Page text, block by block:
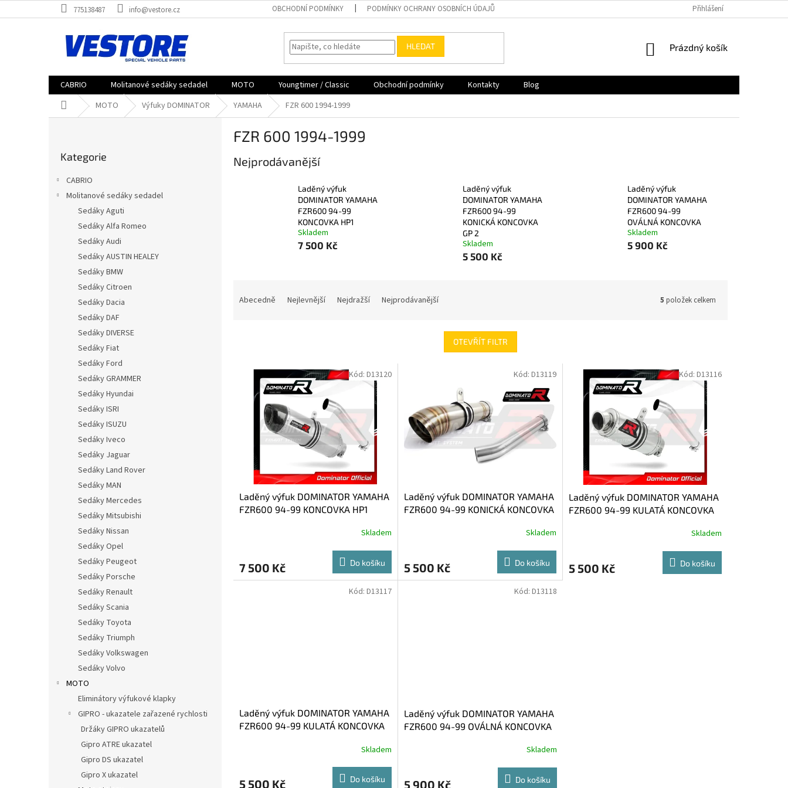
na
775138487 info@vestore.cz OBCHODNÍ PODMÍNKY PODMÍNKY OCHRANY OSOBNÍCH ÚDAJŮ Přihlášení
HLEDAT
NÁKUPNÍ
Prázdný košík
CABRIO Molitanové sedáky sedadel MOTO Youngtimer / Classic Obchodní podmínky Kontakty
Blog
Domů MOTO Výfuky DOMINATOR YAMAHA FZR 600 1994-1999
kategorie
Kategorie
CABRIO
Molitanové sedáky sedadel
Sedáky Aguti
Sedáky Alfa Romeo
Sedáky Audi
Sedáky AUSTIN HEALEY
Sedáky BMW
Sedáky Citroen
Sedáky Dacia
Sedáky DAF
Sedáky DIVERSE
Sedáky Fiat
Sedáky Ford
Sedáky GRAMMER
Sedáky Hyundai
Sedáky ISRI
Sedáky ISUZU
Sedáky Iveco
Sedáky Jaguar
Sedáky Land Rover
Sedáky MAN
Sedáky Mercedes
Sedáky Mitsubishi
Sedáky Nissan
Sedáky Opel
Sedáky Peugeot
Sedáky Porsche
Sedáky Renault
Sedáky Scania
Sedáky Toyota
Sedáky Triumph
Sedáky Volkswagen
Sedáky Volvo
MOTO
Eliminátory výfukové klapky
GIPRO - ukazatele zařazené rychlosti
Držáky GIPRO ukazatelů
Gipro ATRE ukazatel
Gipro DS ukazatel
Gipro X ukazatel
FZR 600 1994-1999
Nejprodávanější
Laděný výfuk
DOMINATOR YAMAHA
FZR600 94-99
KONCOVKA HP1
Skladem
7 500 Kč
Laděný výfuk
DOMINATOR YAMAHA
FZR600 94-99
KONICKÁ KONCOVKA
GP 2
Skladem
5 500 Kč
Laděný výfuk
DOMINATOR YAMAHA
FZR600 94-99
OVÁLNÁ KONCOVKA
Skladem
5 900 Kč
Abecedně Nejlevnější Nejdražší Nejprodávanější 5 položek celkem
OTEVŘÍT FILTR
Laděný výfuk DOMINATOR YAMAHA
FZR600 94-99 KONCOVKA HP1
Skladem
7 500 Kč Do košíku
Kód: D13120
Laděný výfuk DOMINATOR YAMAHA
FZR600 94-99 KONICKÁ KONCOVKA
Skladem
5 500 Kč Do košíku
Kód: D13119
Laděný výfuk DOMINATOR YAMAHA
FZR600 94-99 KULATÁ KONCOVKA
Skladem
5 500 Kč Do košíku
Kód: D13116
Laděný výfuk DOMINATOR YAMAHA
FZR600 94-99 KULATÁ KONCOVKA
Skladem
5 500 Kč Do košíku
Kód: D13117
Laděný výfuk DOMINATOR YAMAHA
FZR600 94-99 OVÁLNÁ KONCOVKA
Skladem
5 900 Kč Do košíku
Kód: D13118